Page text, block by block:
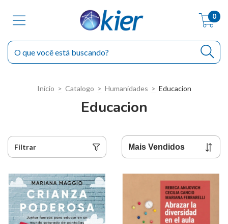
0
Início > Catalogo > Humanidades > Educacion
Educacion
Filtrar